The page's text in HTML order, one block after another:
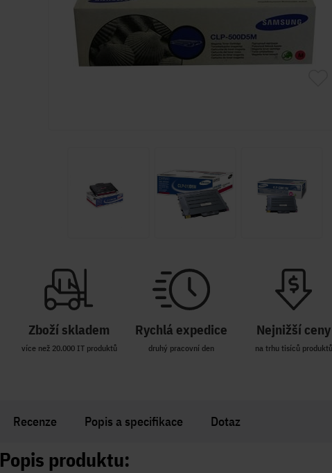
Zboží skladem
více než 20.000 IT produktů
Rychlá expedice
druhý pracovní den
Nejnižší ceny
na trhu tisíců produktů
Recenze Popis a specifikace Dotaz
Popis produktu: